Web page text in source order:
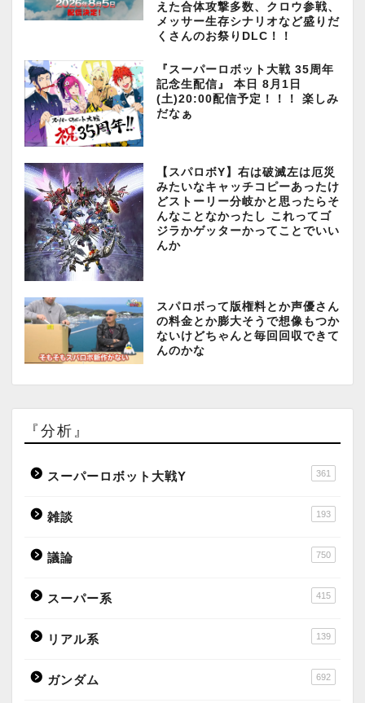
えた合体攻撃多数、クロウ参戦、
メッサー生存シナリオなど盛りだ
くさんのお祭りDLC！！
『スーパーロボット大戦 35周年
記念生配信』 本日 8月1日
(土)20:00配信予定！！！ 楽しみ
だなぁ
【スパロボY】右は破滅左は厄災
みたいなキャッチコピーあったけ
どストーリー分岐かと思ったらそ
んなことなかったし これってゴ
ジラかゲッターかってことでいい
んか
スパロボって版権料とか声優さん
の料金とか膨大そうで想像もつか
ないけどちゃんと毎回回収できて
んのかな
『分析』
スーパーロボット大戦Y 361
雑談 193
議論 750
スーパー系 415
リアル系 139
ガンダム 692